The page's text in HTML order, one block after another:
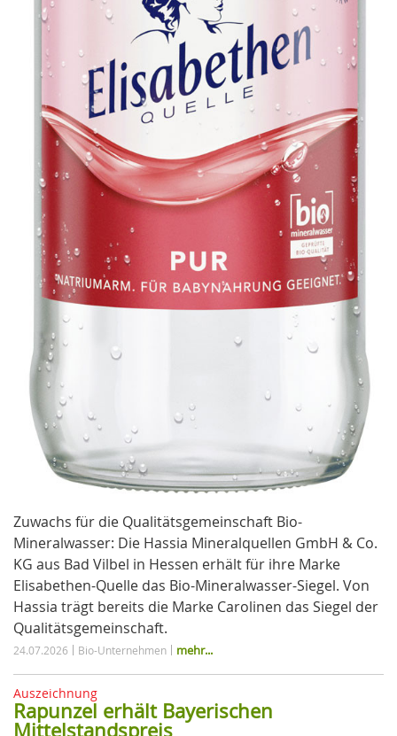
Zuwachs für die Qualitätsgemeinschaft Bio-
Mineralwasser: Die Hassia Mineralquellen GmbH & Co.
KG aus Bad Vilbel in Hessen erhält für ihre Marke
Elisabethen-Quelle das Bio-Mineralwasser-Siegel. Von
Hassia trägt bereits die Marke Carolinen das Siegel der
Qualitätsgemeinschaft.
24.07.2026 Bio-Unternehmen mehr...
Auszeichnung
Rapunzel erhält Bayerischen
Mittelstandspreis